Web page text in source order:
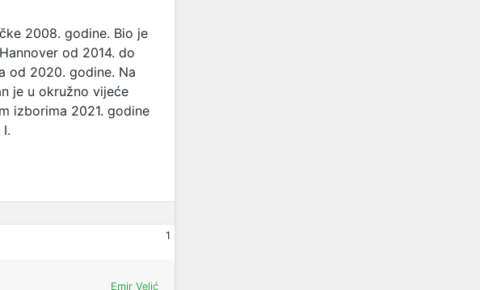
2008. godine. Bio je
od 2014. do
od 2020. godine. Na
je u okružno vijeće
izborima 2021. godine
1
Emir Velić